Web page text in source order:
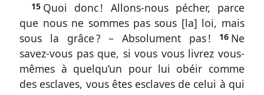
15 Quoi donc ! Allons-nous pécher, parce
que nous ne sommes pas sous [la] loi, mais
sous la grâce ? – Absolument pas !
16 Ne
savez-vous pas que, si vous vous livrez vous-
mêmes à quelqu’un pour lui obéir comme
des esclaves, vous êtes esclaves de celui à qui
Christ
en
du
péché